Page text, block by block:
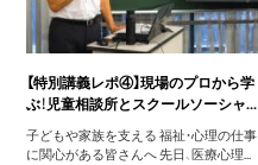
【特別講義レポ④】現場のプロから学
ぶ！児童相談所とスクールソーシャ...
子どもや家族を支える 福祉・心理の仕事
に関心がある皆さんへ 先日、医療心理...